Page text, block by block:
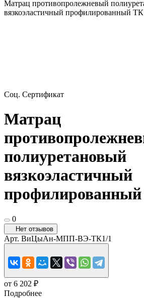
Матрац противопролежневый
вязкоэластичный профилированный
Соц. Сертификат
Матрац
полиуретановый
вязкоэластичный
0
Нет отзывов
Арт. ВиЦыАн-МПП-ВЭ-ТК1/1
от 6 202 ₽
Подробнее